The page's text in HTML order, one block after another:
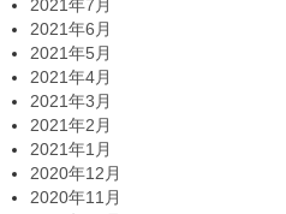
2021年7月
2021年6月
2021年5月
2021年4月
2021年3月
2021年2月
2021年1月
2020年12月
2020年11月